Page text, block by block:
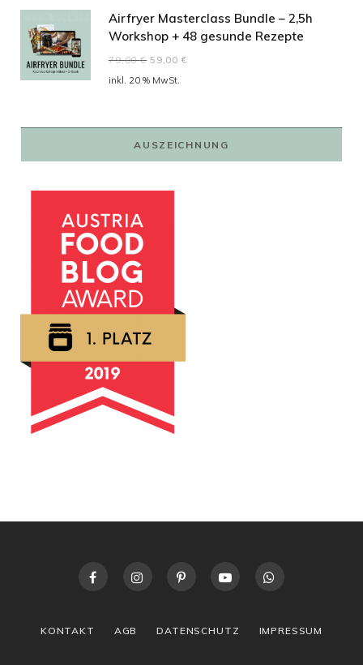
Airfryer Masterclass Bundle – 2,5h
Workshop + 48 gesunde Rezepte
79,00€ Ursprünglicher
Preis
59,00 €
inkl. 20 % MwSt.
AUSZEICHNUNG
KONTAKT AGB DATENSCHUTZ IMPRESSUM